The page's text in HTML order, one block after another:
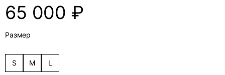
65 000 ₽
Размер
S M L